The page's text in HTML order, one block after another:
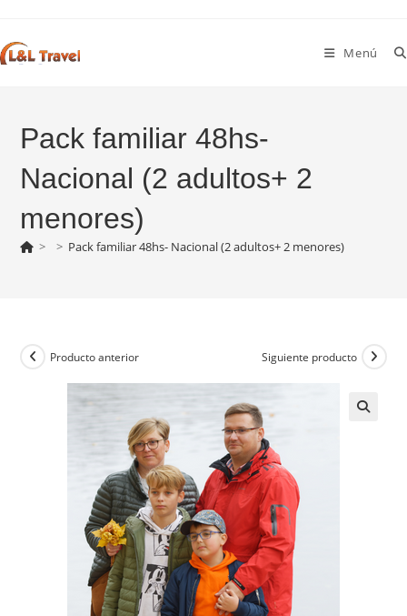
contenido
Menú
Pack familiar 48hs-
Nacional (2 adultos+ 2
menores)
> > Pack familiar 48hs- Nacional (2 adultos+ 2 menores)
Producto anterior Siguiente producto